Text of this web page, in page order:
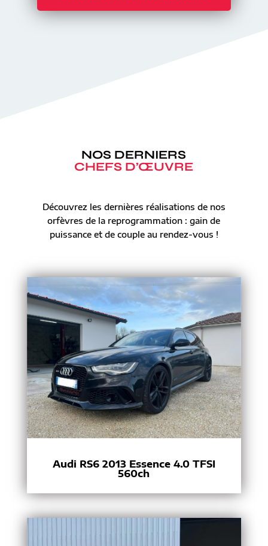
NOS DERNIERS
CHEFS D’ŒUVRE
Découvrez les dernières réalisations de nos
orfèvres de la reprogrammation : gain de
puissance et de couple au rendez-vous !
Audi RS6 2013 Essence 4.0 TFSI
560ch